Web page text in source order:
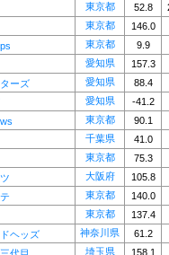
東京都 52.8
東京都
146.0
東京都
9.9
愛知県
157.3
ーズ 愛知県
88.4
愛知県
-41.2
東京都
90.1
千葉県
41.0
東京都
75.3
大阪府
105.8
東京都
140.0
東京都
137.4
ヘッズ 神奈川県
61.2
埼玉県
158.1